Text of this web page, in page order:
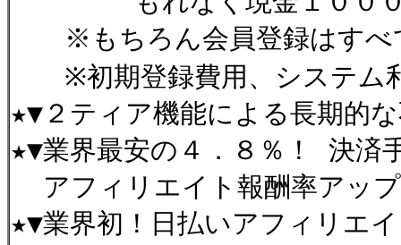
※もちろん会員登録はすべ
※初期登録費用、システム
★▼２ティア機能による長期的
★▼業界最安の４．８％！ 決済
アフィリエイト報酬率アッ
★▼業界初！日払いアフィリエ